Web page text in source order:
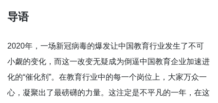
导语
2020年，一场新冠病毒的爆发让中国教育行业发生了不可
小觑的变化，而这一改变无疑成为倒逼中国教育企业加速进
化的“催化剂”。在教育行业中的每一个岗位上，大家万众一
心，凝聚出了最磅礴的力量。这注定是不平凡的一年，在这